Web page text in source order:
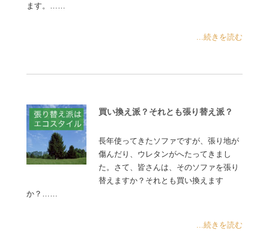
ます。……
...続きを読む
買い換え派？それとも張り替え派？
長年使ってきたソファですが、張り地が
傷んだり、ウレタンがへたってきまし
た。さて、皆さんは、そのソファを張り
替えますか？それとも買い換えます
か？……
...続きを読む